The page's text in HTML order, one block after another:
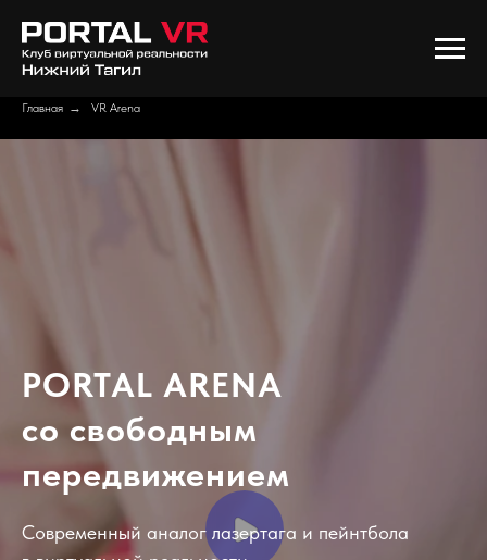
Главная → VR Arena
PORTAL ARENA
со свободным
передвижением
Современный аналог лазертага и пейнтбола